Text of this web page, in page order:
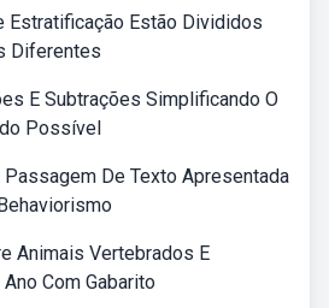
Estratificação Estão Divididos
Diferentes
E Subtrações Simplificando O
Possível
De Texto Apresentada
Animais Vertebrados E
Com Gabarito